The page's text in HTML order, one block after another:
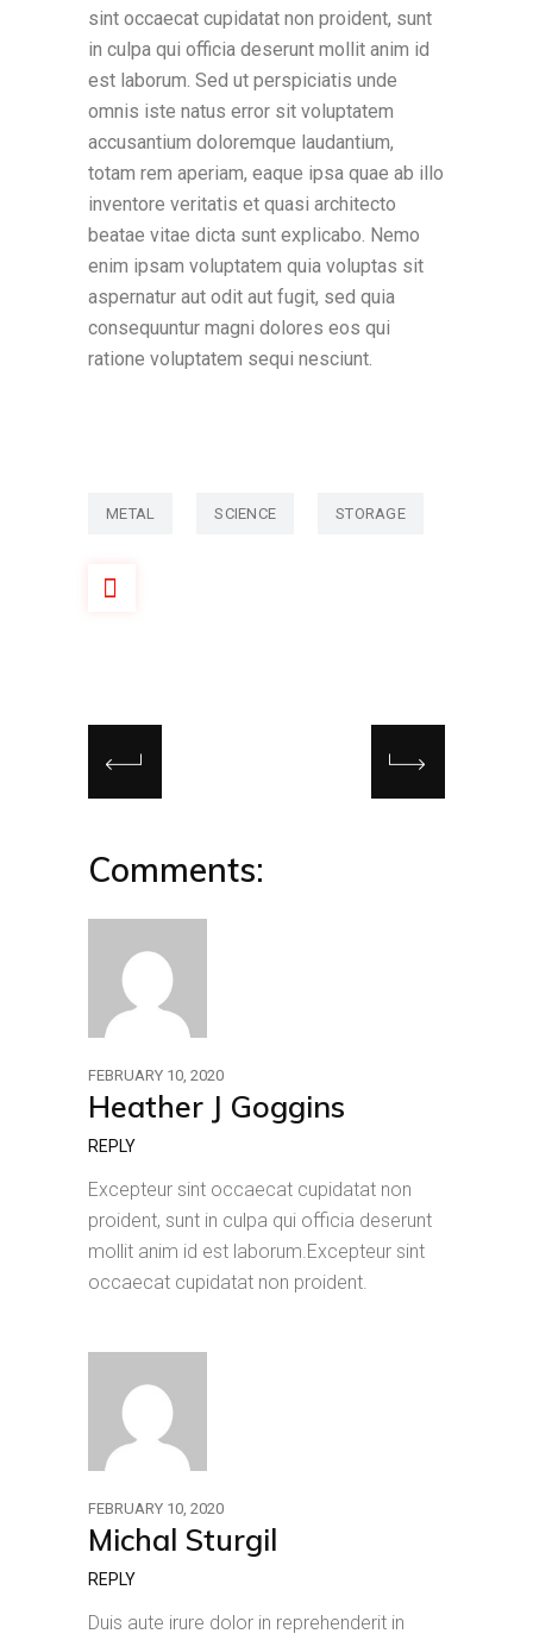
sint occaecat cupidatat non proident, sunt
in culpa qui officia deserunt mollit anim id
est laborum. Sed ut perspiciatis unde
omnis iste natus error sit voluptatem
accusantium doloremque laudantium,
totam rem aperiam, eaque ipsa quae ab illo
inventore veritatis et quasi architecto
beatae vitae dicta sunt explicabo. Nemo
enim ipsam voluptatem quia voluptas sit
aspernatur aut odit aut fugit, sed quia
consequuntur magni dolores eos qui
ratione voluptatem sequi nesciunt.
METAL SCIENCE STORAGE
Comments:
FEBRUARY 10, 2020
Heather J Goggins
REPLY
Excepteur sint occaecat cupidatat non
proident, sunt in culpa qui officia deserunt
mollit anim id est laborum.Excepteur sint
occaecat cupidatat non proident.
FEBRUARY 10, 2020
Michal Sturgil
REPLY
Duis aute irure dolor in reprehenderit in